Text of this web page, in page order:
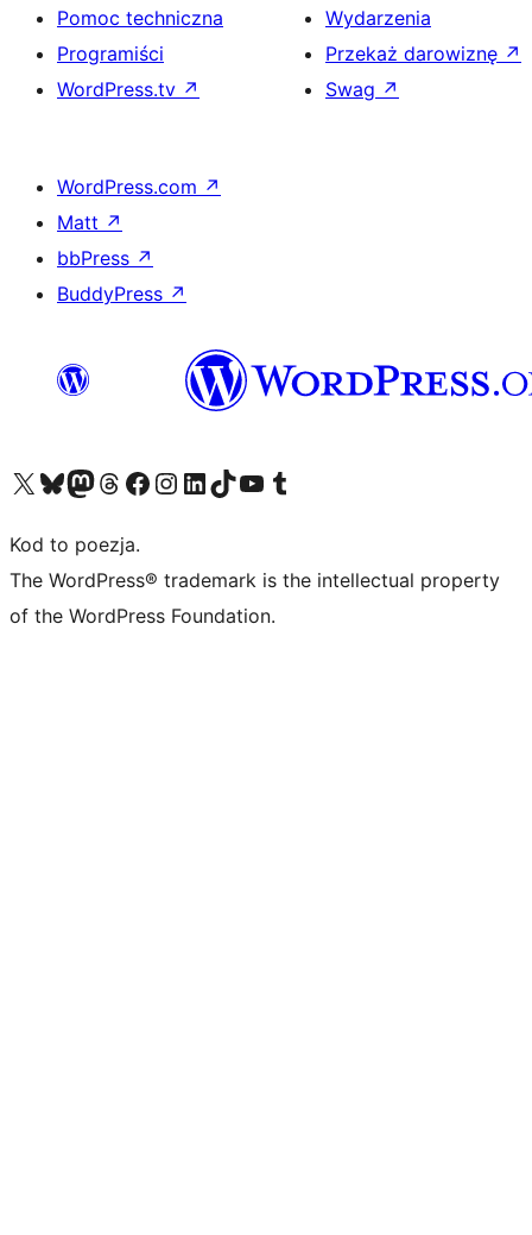
Pomoc techniczna
Programiści
WordPress.tv ↗
Wydarzenia
Przekaż darowiznę ↗
Swag ↗
WordPress.com ↗
Matt ↗
bbPress ↗
BuddyPress ↗
Odwiedź nasze konto X (dawniej Twitter)
Odwiedź nasze konto Bluesky
Odwiedź nasze konto na Mastodoncie
Odwiedź naszego Threadsa
Odwiedź naszego Facebooka
Odwiedź nasze konto na Instagramie
Odwiedź nasze konto na LinkedIn
Odwiedź naszego TikToka
Odwiedź nasz kanał YouTube
Odwiedź naszego Tumblra
Kod to poezja.
The WordPress® trademark is the intellectual property
of the WordPress Foundation.